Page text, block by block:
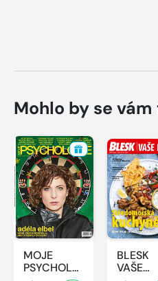
Mohlo by se
MOJE
PSYCHOLOGIE
BLESK
VAŠE